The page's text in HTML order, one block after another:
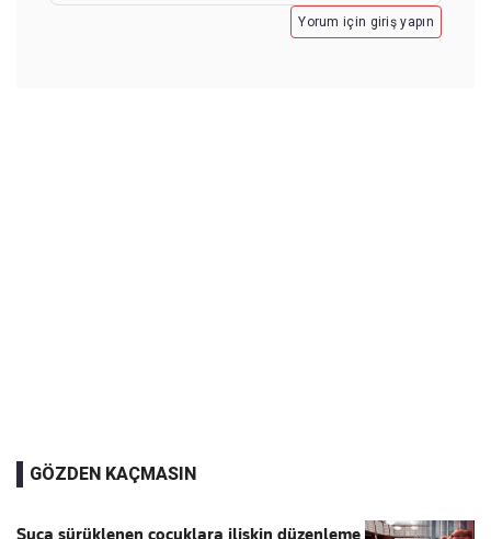
Yorum için giriş yapın
GÖZDEN KAÇMASIN
Suça sürüklenen çocuklara ilişkin düzenleme